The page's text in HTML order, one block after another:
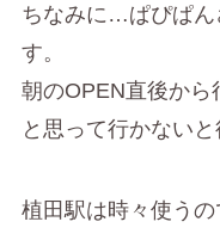
ちなみに…ぱぴぱん
す。
朝のOPEN直後から
と思って行かないと
植田駅は時々使う